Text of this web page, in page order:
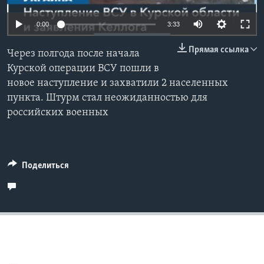
Learning English
СОЦИАЛЬНЫЕ СЕТИ
Языки
Auto
0:00 3:33
480p
Прямая ссылка
Через полгода после начала
Курской операции ВСУ пошли в
новое наступление и захватили 2 населенных
пункта. Штурм стал неожиданностью для
российских военных
Поделиться